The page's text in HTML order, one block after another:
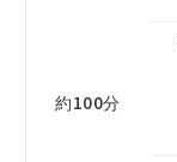
約100分